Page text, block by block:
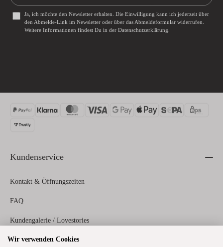
Ja, ich möchte den Newsletter erhalten. Die Einwilligung kann ich jederzeit über
den Abmelde-Link im Newsletter oder über das Abmeldeformularwiderrufen.
Weitere Informationen findest Du in der Datenschutzerklärung
Kundenservice
Kontakt & Öffnungszeiten
FAQ
Kundengalerie / Lovestories
Zahlungs- und Versandinformationen
Wir verwenden Cookies